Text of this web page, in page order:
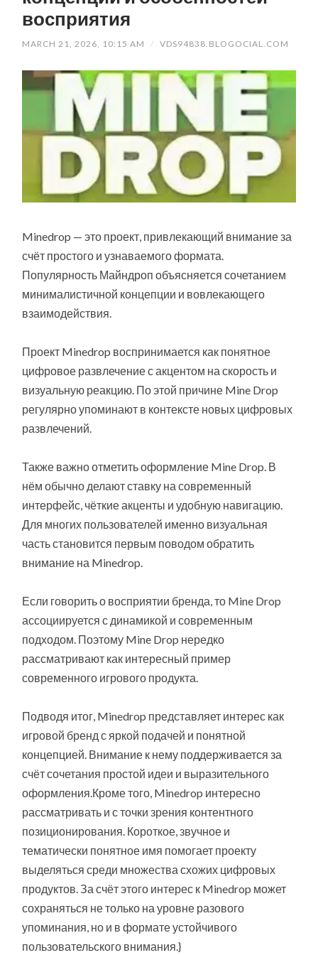
восприятия
MARCH 21, 2026, 10:15 AM / VDS94838.BLOGOCIAL.COM
Minedrop — это проект, привлекающий внимание за
счёт простого и узнаваемого формата.
Популярность Майндроп объясняется сочетанием
минималистичной концепции и вовлекающего
взаимодействия.
Проект Minedrop воспринимается как понятное
цифровое развлечение с акцентом на скорость и
визуальную реакцию. По этой причине Mine Drop
регулярно упоминают в контексте новых цифровых
развлечений.
Также важно отметить оформление Mine Drop. В
нём обычно делают ставку на современный
интерфейс, чёткие акценты и удобную навигацию.
Для многих пользователей именно визуальная
часть становится первым поводом обратить
внимание на Minedrop.
Если говорить о восприятии бренда, то Mine Drop
ассоциируется с динамикой и современным
подходом. Поэтому Mine Drop нередко
рассматривают как интересный пример
современного игрового продукта.
Подводя итог, Minedrop представляет интерес как
игровой бренд с яркой подачей и понятной
концепцией. Внимание к нему поддерживается за
счёт сочетания простой идеи и выразительного
оформления.Кроме того, Minedrop интересно
рассматривать и с точки зрения контентного
позиционирования. Короткое, звучное и
тематически понятное имя помогает проекту
выделяться среди множества схожих цифровых
продуктов. За счёт этого интерес к Minedrop может
сохраняться не только на уровне разового
упоминания, но и в формате устойчивого
пользовательского внимания.}